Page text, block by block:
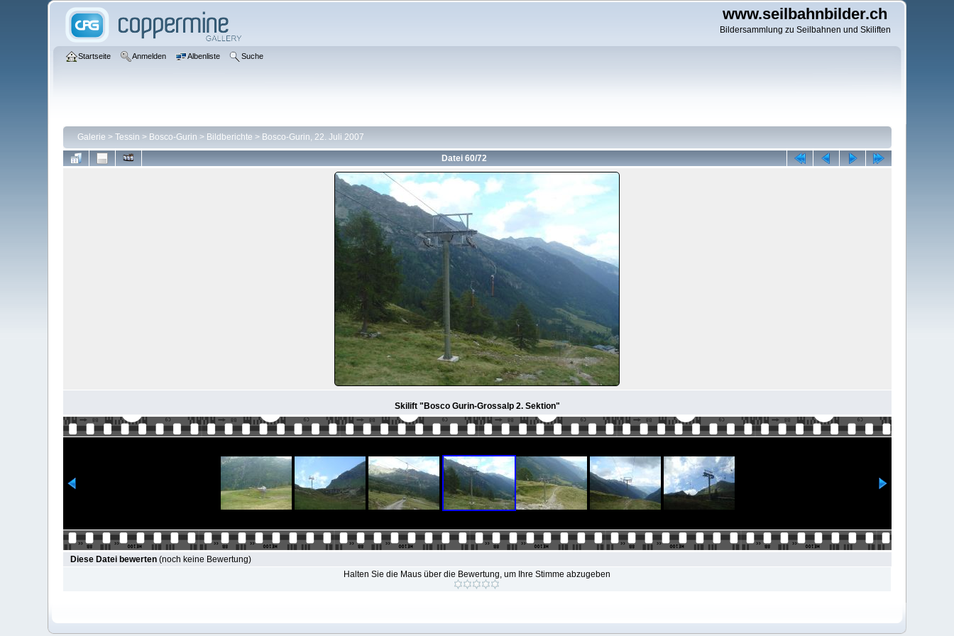
www.seilbahnbilder.ch
Bildersammlung zu Seilbahnen und Skiliften
Startseite Anmelden Albenliste Suche
Galerie > Tessin > Bosco-Gurin > Bildberichte > Bosco-Gurin, 22. Juli 2007
Datei 60/72
Skilift "Bosco Gurin-Grossalp 2. Sektion"
Diese Datei bewerten(noch keine Bewertung)
Halten Sie die Maus über die Bewertung, um Ihre Stimme abzugeben